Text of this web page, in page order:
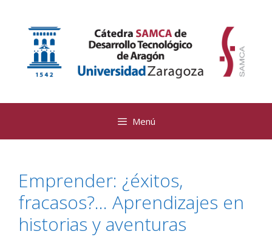
contenido
Menú
Emprender: ¿éxitos,
fracasos?… Aprendizajes en
historias y aventuras